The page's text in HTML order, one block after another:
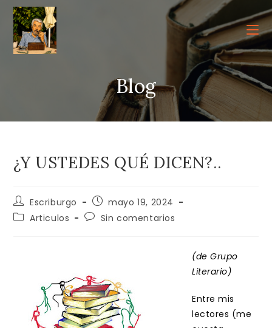
contenido
Blog
¿Y USTEDES QUÉ DICEN?..
Autor
de
la
Escriburgo
Publicación
de
la
mayo 19, 2024
Categoría
Articulos
Comentarios
Sin comentarios
(de Grupo
Literario)
Entre mis
lectores (me